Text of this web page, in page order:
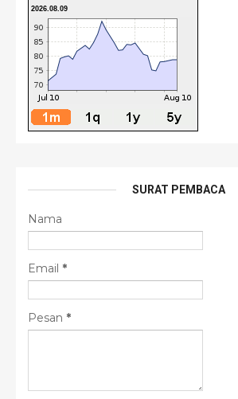
2026.08.09
SURAT PEMBACA
Nama
Email *
Pesan *